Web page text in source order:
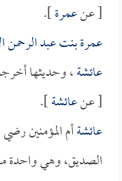
[ عنعمرة].
عمرة بنت عبد الرحمن
عائشة، وحديثها
[ عنعائشة].
عائشةأم المؤمنين
الصديق، وهي واحدة